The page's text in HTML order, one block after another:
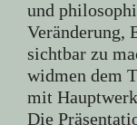
und
Veränderung,
sichtbar zu
widmen dem
mit
Die